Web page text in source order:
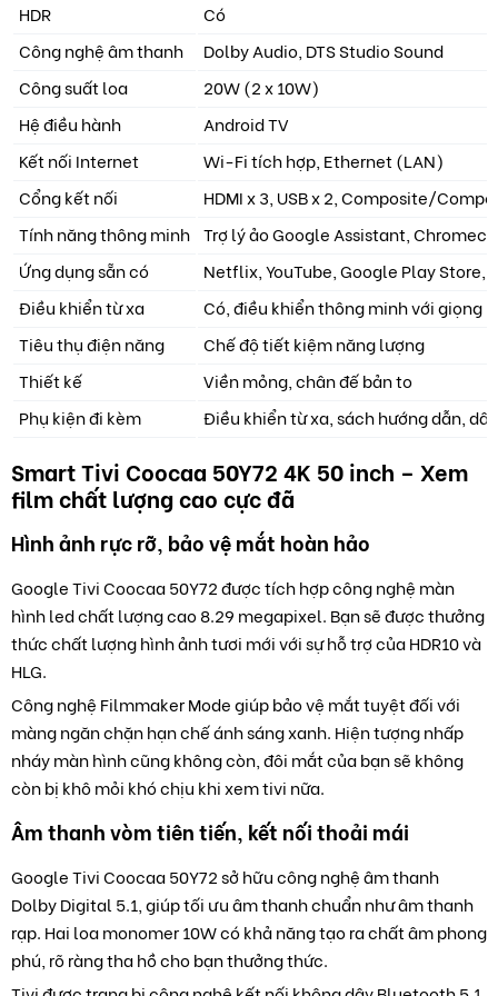
HDR
Có
Công nghệ âm thanh
Dolby Audio, DTS Studio Sound
Công suất loa
20W (2 x 10W)
Hệ điều hành
Android TV
Kết nối Internet
Wi-Fi tích hợp, Ethernet (LAN)
Cổng kết nối
HDMI x 3, USB x 2, Composite/
Tính năng thông minh Trợ lý ảo Google Assistant,
Ứng dụng sẵn có
Netflix, YouTube, Google Play Store,
Điều khiển từ xa
Có, điều khiển thông minh với giọng
Tiêu thụ điện năng
Chế độ tiết kiệm năng lượng
Thiết kế
Viền mỏng, chân đế bản to
Phụ kiện đi kèm
Điều khiển từ xa, sách hướng dẫn,
Smart Tivi Coocaa 50Y72 4K 50 inch – Xem
film chất lượng cao cực đã
Hình ảnh rực rỡ, bảo vệ mắt hoàn hảo
Google Tivi Coocaa 50Y72 được tích hợp công nghệ màn
hình led chất lượng cao 8.29 megapixel. Bạn sẽ được thưởng
thức chất lượng hình ảnh tươi mới với sự hỗ trợ của HDR10 và
HLG.
Công nghệ Filmmaker Mode giúp bảo vệ mắt tuyệt đối với
màng ngăn chặn hạn chế ánh sáng xanh. Hiện tượng nhấp
nháy màn hình cũng không còn, đôi mắt của bạn sẽ không
còn bị khô mỏi khó chịu khi xem tivi nữa.
Âm thanh vòm tiên tiến, kết nối thoải mái
Google Tivi Coocaa 50Y72 sở hữu công nghệ âm thanh
Dolby Digital 5.1, giúp tối ưu âm thanh chuẩn như âm thanh
rạp. Hai loa monomer 10W có khả năng tạo ra chất âm phong
phú, rõ ràng tha hồ cho bạn thưởng thức.